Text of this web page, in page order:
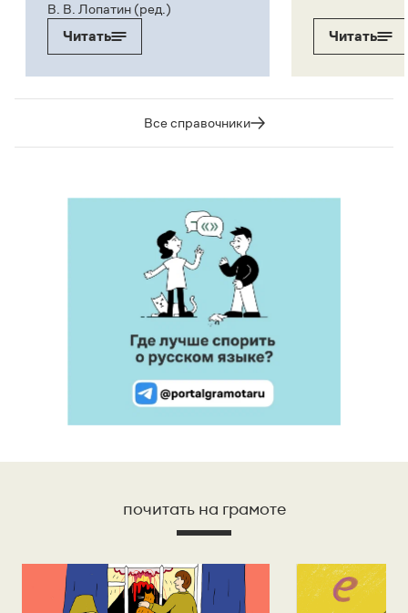
В. В. Лопатин (ред.)
Читать
Читать
Все справочники
почитать на грамоте